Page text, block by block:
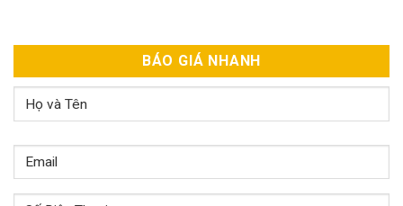
BÁO GIÁ NHANH